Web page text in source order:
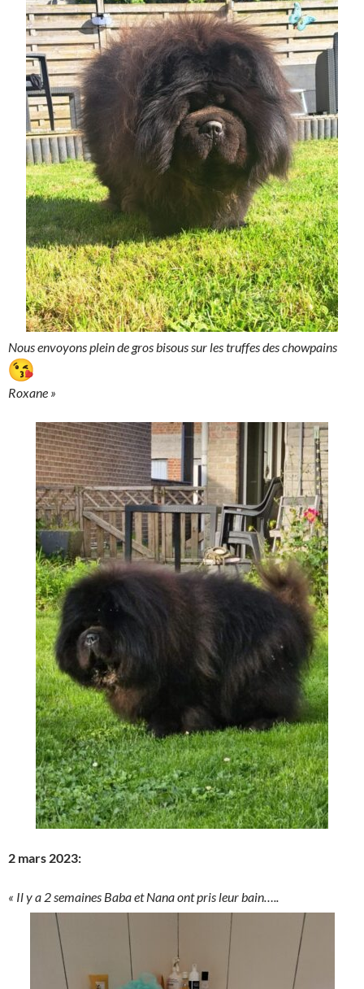
Nous envoyons plein de gros bisous sur les truffes des chowpains
Roxane »
2 mars 2023:
« Il y a 2 semaines Baba et Nana ont pris leur bain…..